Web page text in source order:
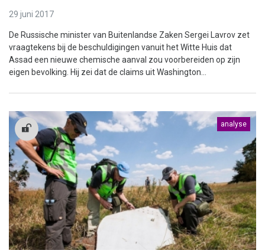
29 juni 2017
De Russische minister van Buitenlandse Zaken Sergei Lavrov zet
vraagtekens bij de beschuldigingen vanuit het Witte Huis dat
Assad een nieuwe chemische aanval zou voorbereiden op zijn
eigen bevolking. Hij zei dat de claims uit Washington...
analyse